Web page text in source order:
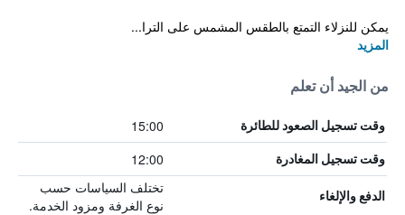
يمكن للنزلاء التمتع بالطقس المشمس على الترا...
المزيد
من الجيد أن تعلم
وقت تسجيل الصعود للطائرة 15:00
وقت تسجيل المغادرة 12:00
الدفع والإلغاء
تختلف السياسات حسب
نوع الغرفة ومزود الخدمة.